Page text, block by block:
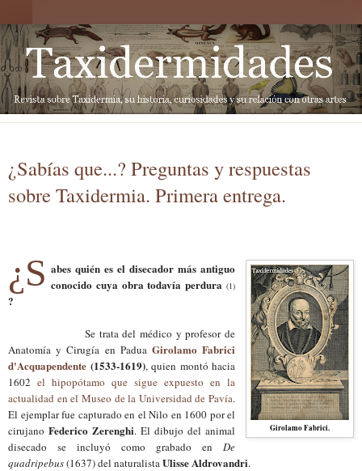
¿Sabías que...? Preguntas y respuestas
sobre Taxidermia. Primera entrega.
¿S
Girolamo Fabrici.
abes quién es el disecador más antiguo
conocido cuya obra todavía perdura (1)
?
Se trata del médico y profesor de
Anatomía y Cirugía en Padua Girolamo Fabrici
d'Acquapendente (1533-1619), quien montó hacia
1602 el hipopótamo que sigue expuesto en la
actualidad en el Museo de la Universidad de Pavía.
El ejemplar fue capturado en el Nilo en 1600 por el
cirujano Federico Zerenghi. El dibujo del animal
disecado se incluyó como grabado en De
quadripebus(1637) del naturalista Ulisse Aldrovandri.